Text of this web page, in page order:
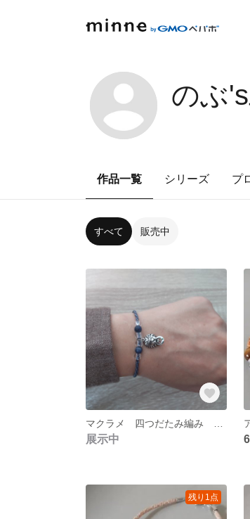
のぶ
作品一覧 シリーズ プ
すべて 販売中
展示中
残り1点